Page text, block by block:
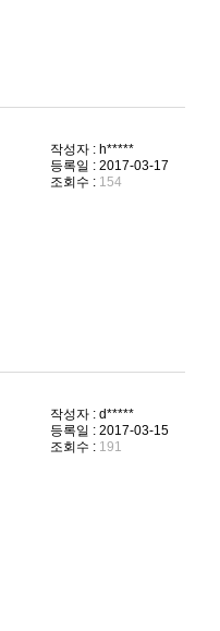
작성자 : h*****
등록일 : 2017-03-17
조회수 : 154
작성자 : d*****
등록일 : 2017-03-15
조회수 : 191